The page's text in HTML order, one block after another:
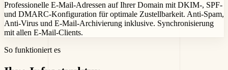
Professionelle E-Mail-Adressen auf Ihrer Domain mit DKIM-, SPF-
und DMARC-Konfiguration für optimale Zustellbarkeit. Anti-Spam,
Anti-Virus und E-Mail-Archivierung inklusive. Synchronisierung
mit allen E-Mail-Clients.
So funktioniert es